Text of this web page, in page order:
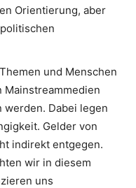
Orientierung, aber
und Menschen
Mainstreammedien
Dabei legen
Gelder von
indirekt entgegen.
wir in diesem
uns